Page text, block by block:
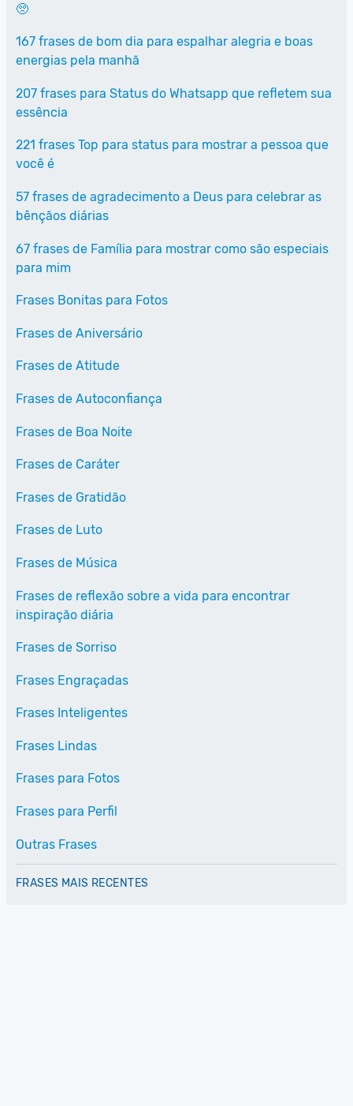
🥺
167 frases de bom dia para espalhar alegria e boas
energias pela manhã
207 frases para Status do Whatsapp que refletem sua
essência
221 frases Top para status para mostrar a pessoa que
você é
57 frases de agradecimento a Deus para celebrar as
bênçãos diárias
67 frases de Família para mostrar como são especiais
para mim
Frases Bonitas para Fotos
Frases de Aniversário
Frases de Atitude
Frases de Autoconfiança
Frases de Boa Noite
Frases de Caráter
Frases de Gratidão
Frases de Luto
Frases de Música
Frases de reflexão sobre a vida para encontrar
inspiração diária
Frases de Sorriso
Frases Engraçadas
Frases Inteligentes
Frases Lindas
Frases para Fotos
Frases para Perfil
Outras Frases
FRASES MAIS RECENTES